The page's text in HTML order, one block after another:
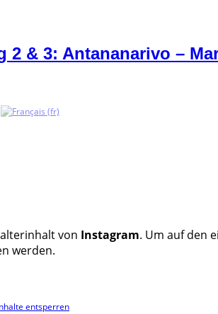
2 & 3: Antananarivo –
von Instagram. Um auf den
werden.
entsperren